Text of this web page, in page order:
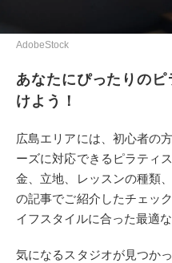
AdobeStock
あなたにぴったりの
けよう！
広島エリアには、初心者の
ーズに対応できるピラティ
金、立地、レッスンの種類
の記事でご紹介したチェッ
イフスタイルに合った最適
気になるスタジオが見つか